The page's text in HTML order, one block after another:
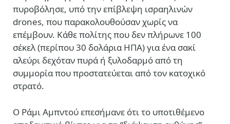
πυροβόλησε, υπό την επίβλεψη ισραηλινών
drones, που παρακολουθούσαν χωρίς να
επέμβουν. Κάθε πολίτης που δεν πλήρωνε 100
σέκελ (περίπου 30 δολάρια ΗΠΑ) για ένα σακί
αλεύρι δεχόταν πυρά ή ξυλοδαρμό από τη
συμμορία που προστατεύεται από τον κατοχικό
στρατό.
Ο Ράμι Αμπντού επεσήμανε ότι το υποτιθέμενο